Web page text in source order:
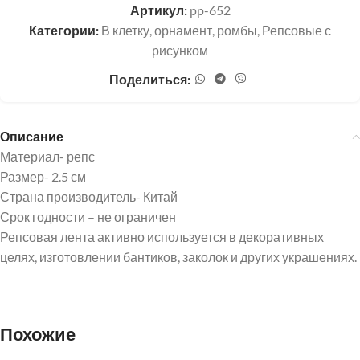
Артикул: pp-652
Категории: В клетку, орнамент, ромбы, Репсовые с
рисунком
Поделиться:
Описание
Материал- репс
Размер- 2.5 см
Страна производитель- Китай
Срок годности – не ограничен
Репсовая лента активно используется в декоративных
целях, изготовлении бантиков, заколок и других украшениях.
Похожие